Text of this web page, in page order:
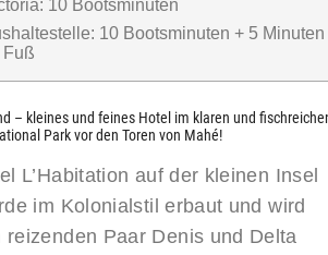
10 Bootsminuten
10 Bootsminuten + 5 Minuten
Fuß
– kleines und feines Hotel im klaren und
Park vor den Toren von Mahé!
L’Habitation auf der kleinen Insel
im Kolonialstil erbaut und wird
reizenden Paar Denis und Delta